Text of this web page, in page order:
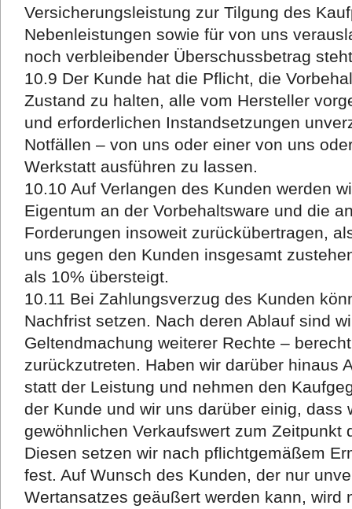
Versicherungsleistung zur Tilgung des
Nebenleistungen sowie für von uns
noch verbleibender Überschussbetrag
10.9 Der Kunde hat die Pflicht, die
Zustand zu halten, alle vom Hersteller
und erforderlichen Instandsetzungen
Notfällen – von uns oder einer von uns
Werkstatt ausführen zu lassen.
10.10 Auf Verlangen des Kunden werden
Eigentum an der Vorbehaltsware und die
Forderungen insoweit zurückübertragen,
uns gegen den Kunden insgesamt
als 10% übersteigt.
10.11 Bei Zahlungsverzug des Kunden
Nachfrist setzen. Nach deren Ablauf sind
Geltendmachung weiterer Rechte –
zurückzutreten. Haben wir darüber hinaus
statt der Leistung und nehmen den
der Kunde und wir uns darüber einig, dass
gewöhnlichen Verkaufswert zum Zeitpunkt
Diesen setzen wir nach pflichtgemäßem
fest. Auf Wunsch des Kunden, der nur
Wertansatzes geäußert werden kann, wird